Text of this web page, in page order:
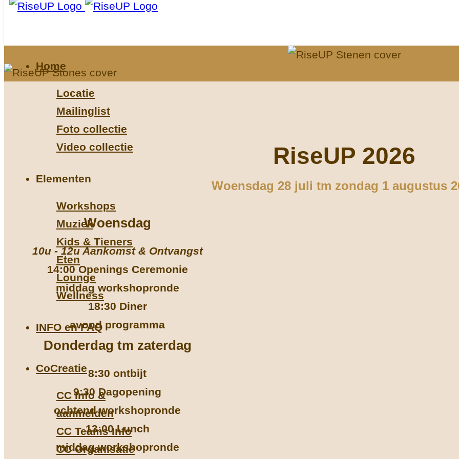
Home
Locatie
Mailinglist
Foto collectie
Video collectie
Elementen
Workshops
Muziek
Kids & Tieners
Eten
Lounge
Wellness
INFO en FAQ
CoCreatie
CC Info &
aanmelden
CC Teams Info
CC Organisatie
RiseUP 2026
Woensdag 28 juli tm zondag 1 augustus
Woensdag
10u - 12u Aankomst & Ontvangst
14:00 Openings Ceremonie
middag workshopronde
18:30 Diner
avond programma
Donderdag tm zaterdag
8:30 ontbijt
9:30 Dagopening
ochtend workshopronde
13:00 Lunch
middag workshopronde